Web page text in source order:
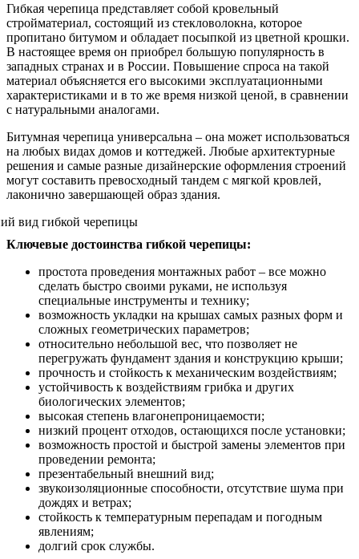
Гибкая черепица представляет собой кровельный
стройматериал, состоящий из стекловолокна, которое
пропитано битумом и обладает посыпкой из цветной крошки.
В настоящее время он приобрел большую популярность в
западных странах и в России. Повышение спроса на такой
материал объясняется его высокими эксплуатационными
характеристиками и в то же время низкой ценой, в сравнении
с натуральными аналогами.
Битумная черепица универсальна – она может использоваться
на любых видах домов и коттеджей. Любые архитектурные
решения и самые разные дизайнерские оформления строений
могут составить превосходный тандем с мягкой кровлей,
лаконично завершающей образ здания.
Ключевые достоинства гибкой черепицы:
простота проведения монтажных работ – все можно
сделать быстро своими руками, не используя
специальные инструменты и технику;
возможность укладки на крышах самых разных форм и
сложных геометрических параметров;
относительно небольшой вес, что позволяет не
перегружать фундамент здания и конструкцию крыши;
прочность и стойкость к механическим воздействиям;
устойчивость к воздействиям грибка и других
биологических элементов;
высокая степень влагонепроницаемости;
низкий процент отходов, остающихся после установки;
возможность простой и быстрой замены элементов при
проведении ремонта;
презентабельный внешний вид;
звукоизоляционные способности, отсутствие шума при
дождях и ветрах;
стойкость к температурным перепадам и погодным
явлениям;
долгий срок службы.